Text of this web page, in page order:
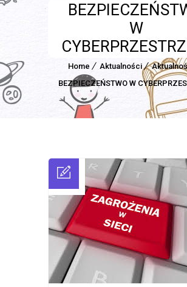
W
Home Aktualności
BEZPIECZEŃSTWO W